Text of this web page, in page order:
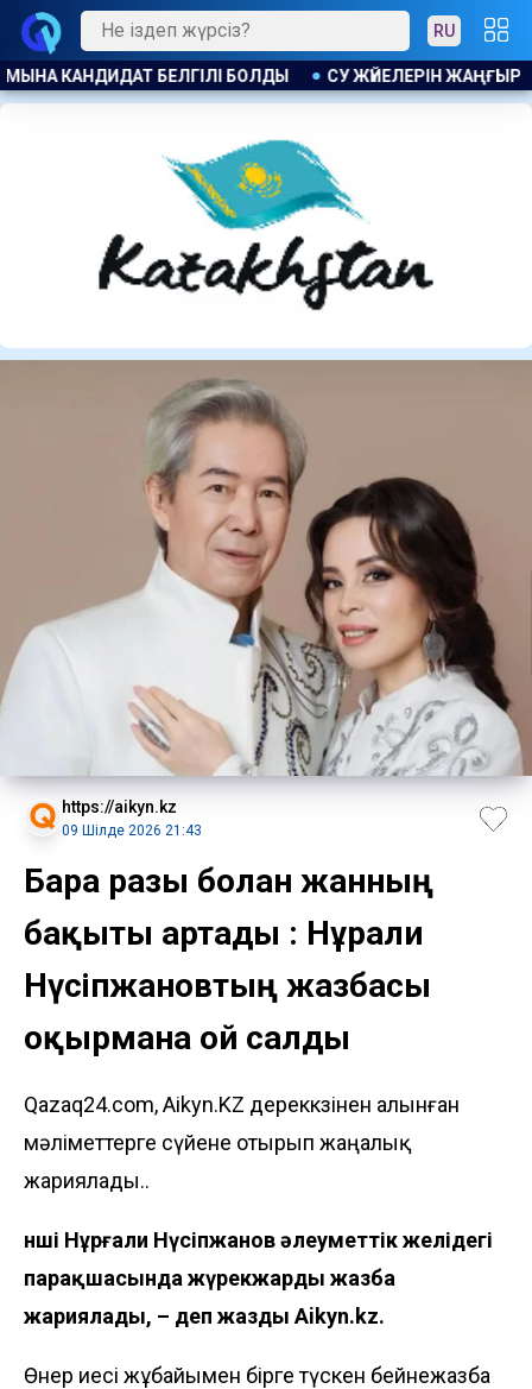
RU
ЖАҢҒЫРТУҒА 1,4 МЛРД ТЕҢГЕ БӨЛІНДІ АҚ ЖОЛ
https://aikyn.kz
09 Шілде 2026 21:43
Барға разы болған жанның
бақыты артады : Нұрғали
Нүсіпжановтың жазбасы
оқырманға ой салды
Qazaq24.com, Aikyn.KZ дереккөзінен алынған
мәліметтерге сүйене отырып жаңалық
жариялады..
Әнші Нұрғали Нүсіпжанов әлеуметтік желідегі
парақшасында жүрекжарды жазба
жариялады, – деп жазды Aikyn.kz.
Өнер иесі жұбайымен бірге түскен бейнежазба